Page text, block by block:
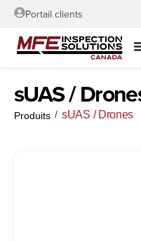
Portail clients
sUAS /
Produits / sUAS / Drones